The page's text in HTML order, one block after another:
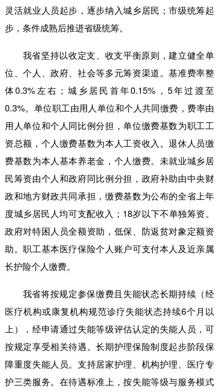
地方频道
北京 天津 河北 山西
辽宁 吉林 上海 江苏
浙江 安徽 福建 江西
山东 河南 湖北 湖南
广东 广西 海南 重庆
陕西 甘肃 青海 宁夏
新疆 内蒙古 黑龙江
多语种频道
English Español Français عربى
Русский язык
Deutsch Português
灵活就业人员起步，逐步纳入城乡居民；市级统筹起
步，条件成熟后推进省级统筹。
我省坚持以收定支、收支平衡原则，建立健全单
位、个人、政府、社会等多元筹资渠道。基准费率整
体0.3%左右；城乡居民首年0.15%，5年过渡至
0.3%。单位职工由用人单位和个人共同缴费，费率由
用人单位和个人同比例分担，单位缴费基数为职工工
资总额，个人缴费基数为本人工资收入。退休人员缴
费基数为本人基本养老金，个人缴费。未就业城乡居
民筹资由个人和政府同比例分担，政府补助由中央财
政和地方财政共同承担，缴费基数为公布的全省上年
度城乡居民人均可支配收入；18岁以下不单独筹资。
政府对特困人员全额资助，低保、防返贫对象定额资
助。职工基本医疗保险个人账户可支付本人及近亲属
长护险个人缴费。
我省将按规定参保缴费且失能状态长期持续（经
医疗机构或康复机构规范诊疗失能状态持续6个月以
上），经申请通过失能等级评估认定的失能人员，可
按规定享受相关待遇。长期护理保险制度起步阶段保
障重度失能人员。支持居家护理、机构护理、医疗专
护三类服务。在待遇标准上，按失能等级与服务模式